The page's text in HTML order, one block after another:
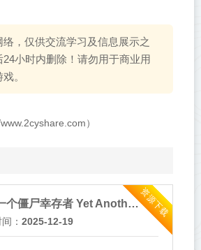
，仅供交流学习及信息展示之
24小时内删除！请勿用于商业用
。
）
资源下载
《又一个僵尸幸存者 Yet Another Zombie Survivors》v0.9.1e
： 2025-12-19